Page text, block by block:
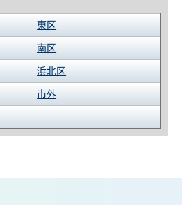
東区
南区
浜北区
市外